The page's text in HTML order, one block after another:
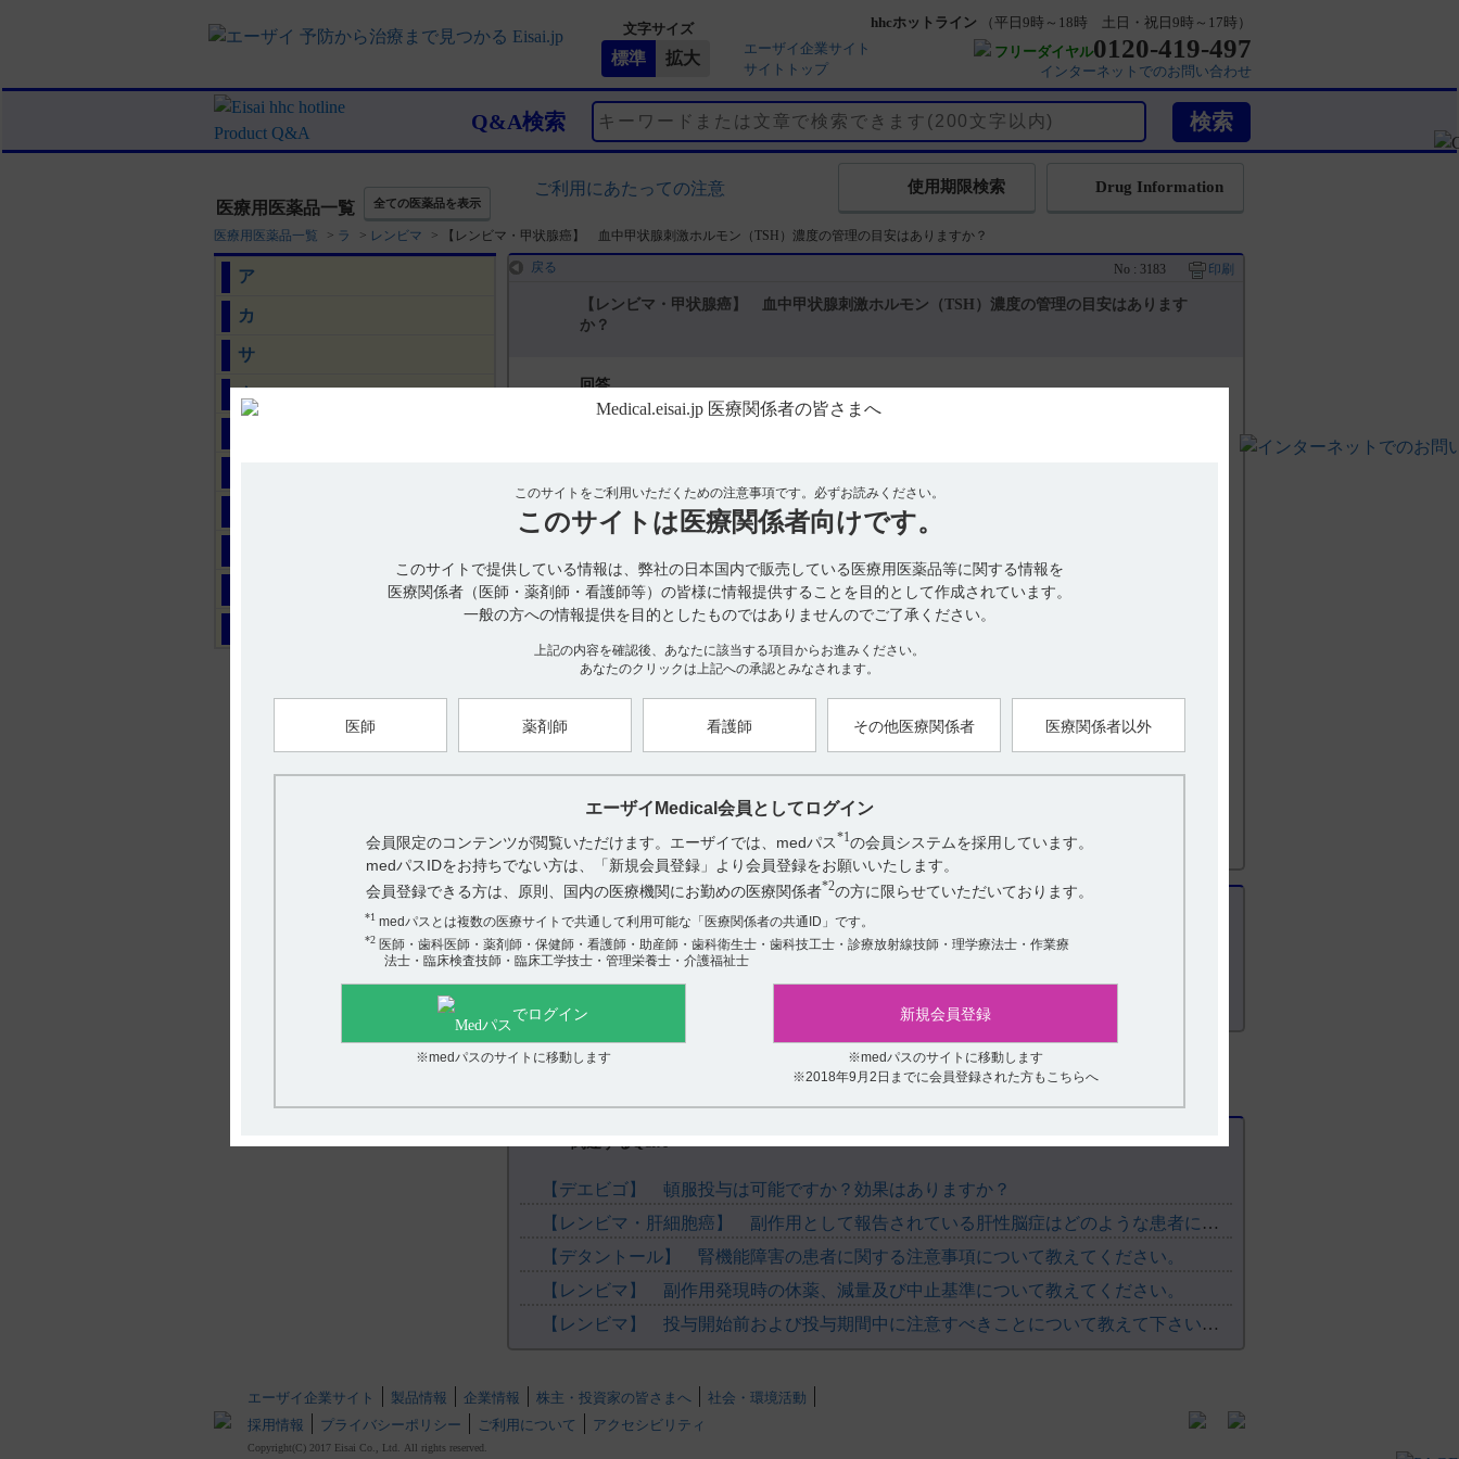
文字サイズ
エーザイ企業サイト
サイトトップ
hhcホットライン
（平日9時～18時 土日・祝日9時～17時）
フリーダイヤル0120-419-497
インターネットでのお問い合わせ
Q&A検索
医療用医薬品一覧 全ての医薬品を表示
ご利用にあたっての注意 Drug Information
使用期限検索
医療用医薬品一覧 > ラ > レンビマ > 【レンビマ・甲状腺癌】 血中甲状腺刺激ホルモン（TSH）濃度の管理の目安はありますか？
ア
カ
サ
タ
このサイトをご利用いただくための注意事項です。 必ずお読みください。
このサイトは 医療関係者向けです。
このサイトで提供している情報は、弊社の日本国内で販売している医療用医薬品等に関する情報を
医療関係者（医師・薬剤師・看護師等）の皆様に情報提供することを目的として作成されています。
一般の方への情報提供を目的としたものではありませんのでご了承ください。
上記の内容を確認後、あなたに該当する項目からお進みください。
あなたのクリックは上記への承認とみなされます。
医師 薬剤師 看護師 その他医療関係者 医療関係者以外
エーザイMedical会員としてログイン
会員限定のコンテンツが閲覧いただけます。エーザイでは、medパス*1の会員システムを採用しています。
medパスIDをお持ちでない方は、「新規会員登録」より会員登録をお願いいたします。
会員登録できる方は、原則、国内の医療機関にお勤めの医療関係者*2の方に限らせていただいております。
*1medパスとは複数の医療サイトで共通して利用可能な「医療関係者の共通ID」です。
*2医師・歯科医師・薬剤師・保健師・看護師・助産師・歯科衛生士・歯科技工士・診療放射線技師・理学療法士・作業療
法士・臨床検査技師・臨床工学技士・管理栄養士・介護福祉士
でログイン
※medパスのサイトに移動します
新規会員登録
※medパスのサイトに移動します
※2018年9月2日までに会員登録された方もこちらへ
戻る No : 3183 印刷
【レンビマ・甲状腺癌】 血中甲状腺刺激ホルモン（TSH）濃度の管理の目安はあります
か？
回答
血中TSHが甲状腺分化癌の増殖を促す作用を有することから、進行性甲状腺分化癌の高リスク症例に対する標
準的な治療としてTSH抑制療法が施行されています｡根治切除不能な甲状腺癌を対象とした国際共同第III相試験
（303試験, SELECT）では、TSH抑制療法を受けておりTSHが上昇していない患者（TSH≦5.50μIU／mL）を選
更することとされていました。また、レンビマ投与中にはTSHの上昇が認められており、必要に応じて適切な
TSHレベルを達成するために甲状腺ホルモン剤の投与量を調節してください。
【引用】
1)【甲状腺癌】レンビマカプセル4mg・10mg適正にご使用いただくためのガイドブック IV Q&A 4 p88
（LEN1002ISG）
2）甲状腺腫瘍診療ガイドライン作成委員会：甲状腺腫瘍診療ガイドライン2018, p63日本内分泌・甲状腺外科
2024年9月
役に立った
役に立たなかった
関連するQ&A
【デエビゴ】 頓服投与は可能ですか？効果はありますか？
【レンビマ・肝細胞癌】 副作用として報告されている肝性脳症はどのような患者に起きやすいですか？投与前、投与中の注意点は？
【デタントール】 腎機能障害の患者に関する注意事項について教えてください。
【レンビマ】 副作用発現時の休薬、減量及び中止基準について教えてください。
【レンビマ】 投与開始前および投与期間中に注意すべきことについて教えて下さい。
エーザイ企業サイト 製品情報 企業情報 株主・投資家の皆さまへ
社会・環境活動
採用情報
プライバシーポリシー ご利用について アクセシビリティ
Copyright(C) 2017 Eisai Co., Ltd. All rights reserved.